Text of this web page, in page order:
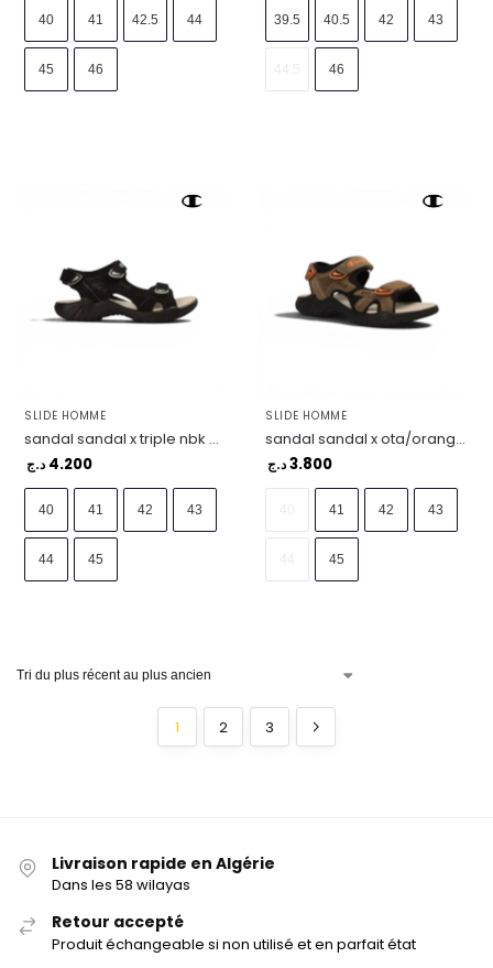
40 41 42.5 44
45 46
39.5 40.5 42 43
46
SLIDE HOMME
sandal sandal x triple nbk – S22046-KK001
4.200 د.ج
40 41 42 43
44 45
SLIDE HOMME
sandal sandal x ota/orange – S22046-MS032
3.800د.ج
41 42 43
45
1 2 3
Livraison rapide en Algérie
Dans les 58 wilayas
Retour accepté
Produit échangeable si non utilisé et en parfait état